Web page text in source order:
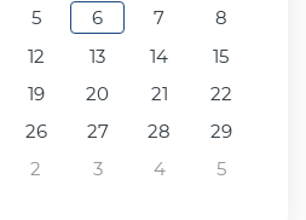
5 6 7
8
12 13 14
15
19 20 21
22
26 27 28
29
2 3 4 5